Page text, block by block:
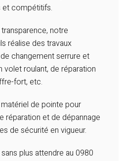
et compétitifs.
notre
réalise des travaux
changement serrure et
volet roulant, de réparation
fort, etc.
de pointe pour
réparation et de dépannage
de sécurité en vigueur.
plus attendre au 0980